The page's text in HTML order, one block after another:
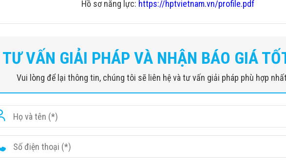
Hồ sơ năng lực: https://hptvietnam.vn/profile.pdf
TƯ VẤN GIẢI PHÁP VÀ NHẬN BÁO GIÁ
Vui lòng để lại thông tin, chúng tôi sẽ liên hệ và tư vấn giải pháp phù hợp